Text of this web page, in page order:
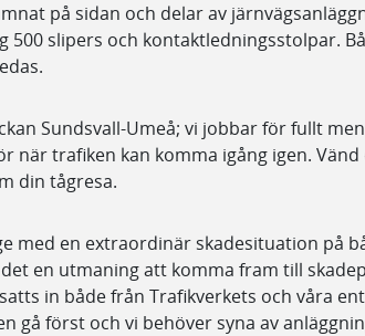
på sidan och delar av
500 slipers och kontaktledningsstolpar.
Sundsvall-Umeå; vi jobbar för fullt
när trafiken kan komma igång igen.
din tågresa.
med en extraordinär skadesituation på
en utmaning att komma fram till
in både från Trafikverkets och våra
gå först och vi behöver syna av